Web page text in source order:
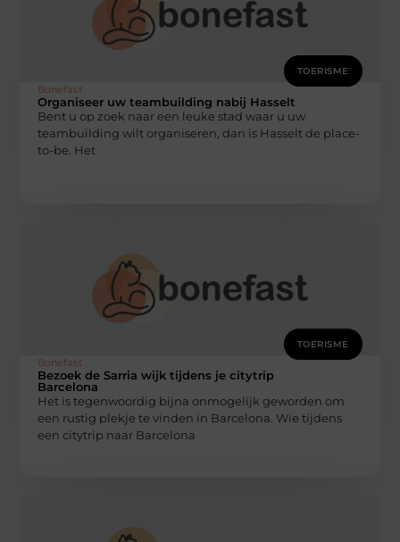
TOERISME
Bonefast
Organiseer uw teambuilding nabij Hasselt
Bent u op zoek naar een leuke stad waar u uw
teambuilding wilt organiseren, dan is Hasselt de place-
to-be. Het
TOERISME
Bonefast
Bezoek de Sarria wijk tijdens je citytrip
Barcelona
Het is tegenwoordig bijna onmogelijk geworden om
een rustig plekje te vinden in Barcelona. Wie tijdens
een citytrip naar Barcelona